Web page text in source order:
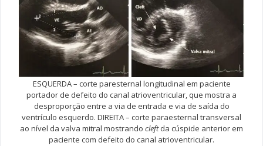
ESQUERDA – corte paresternal longitudinal em paciente
portador de defeito do canal atrioventricular, que mostra a
desproporção entre a via de entrada e via de saída do
ventrículo esquerdo. DIREITA – corte paraesternal transversal
ao nível da valva mitral mostrando cleftda cúspide anterior em
paciente com defeito do canal atrioventricular.